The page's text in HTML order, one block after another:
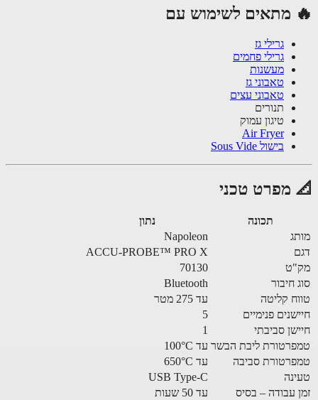
מתאים לשימוש עם
גרילי גז
גרילי פחמים
מעשנות
טאבוני גז
טאבוני עצים
תנורים
טיגון עמוק
Air Fryer
בישול Sous Vide
מפרט טכני
תכונה
Napoleon
ACCU-PROBE™ PRO X
70130
חיבור
Bluetooth
קליטה
פנימיים
סביבתי
ליבת הבשר עד 100°C
סביבה
USB Type-C
עבודה – בסיס